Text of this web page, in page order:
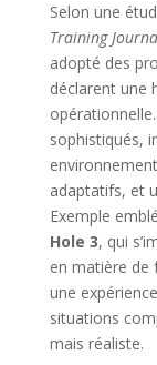
Selon une
Training
adopté des
déclarent une
sophistiqués,
adaptatifs, et
Exemple
Hole 3, qui
en matière de
une
situations
mais réaliste.